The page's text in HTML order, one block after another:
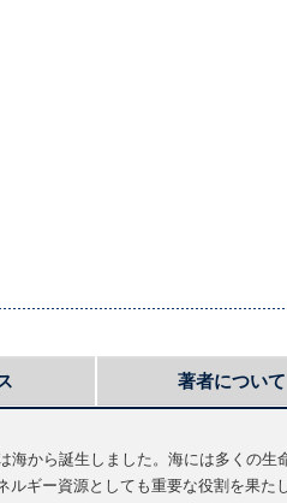
著者について
から誕生しました。海には多くの
ギー資源としても重要な役割を果